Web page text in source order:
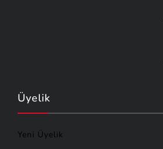
Üyelik
Yeni Üyelik